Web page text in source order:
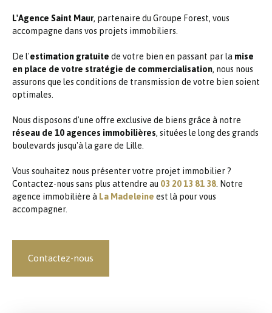
L'Agence Saint Maur, partenaire du Groupe Forest, vous
accompagne dans vos projets immobiliers.
De l'estimation gratuite de votre bien en passant par la mise
en place de votre stratégie de commercialisation, nous nous
assurons que les conditions de transmission de votre bien soient
optimales.
Nous disposons d'une offre exclusive de biens grâce à notre
réseau de 10 agences immobilières, situées le long des grands
boulevards jusqu'à la gare de Lille.
Vous souhaitez nous présenter votre projet immobilier ?
Contactez-nous sans plus attendre au 03 20 13 81 38 . Notre
agence immobilière à La Madeleine est là pour vous
accompagner.
Contactez-nous